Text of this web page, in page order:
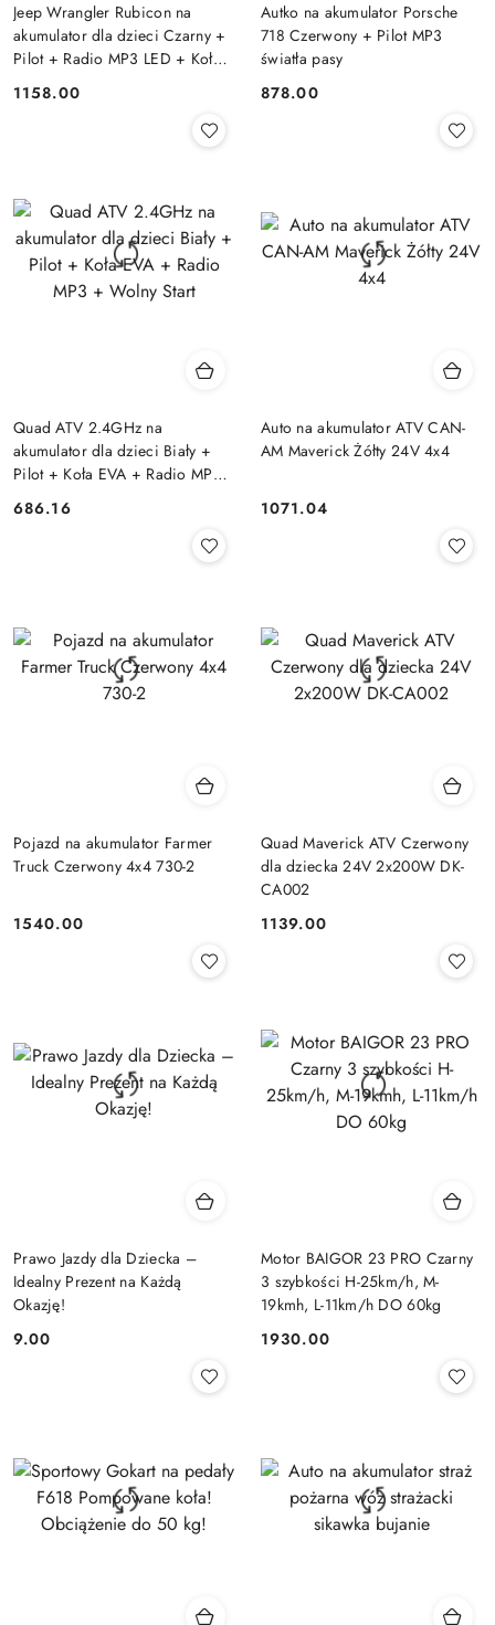
Jeep Wrangler Rubicon na
akumulator dla dzieci Czarny +
Pilot + Radio MP3 LED + Koła
EVA
Cena:
1158.00
Autko na akumulator Porsche
718 Czerwony + Pilot MP3
światła pasy
Cena:
878.00
Quad ATV 2.4GHz na
akumulator dla dzieci Biały +
Pilot + Koła EVA + Radio MP3
+ Wolny Start
Cena:
686.16
Auto na akumulator ATV CAN-
AM Maverick Żółty 24V 4x4
Cena:
1071.04
Pojazd na akumulator Farmer
Truck Czerwony 4x4 730-2
Cena:
1540.00
Quad Maverick ATV Czerwony
dla dziecka 24V 2x200W DK-
CA002
Cena:
1139.00
Prawo Jazdy dla Dziecka –
Idealny Prezent na Każdą
Okazję!
Cena:
9.00
Motor BAIGOR 23 PRO Czarny
3 szybkości H-25km/h, M-
19kmh, L-11km/h DO 60kg
Cena:
1930.00